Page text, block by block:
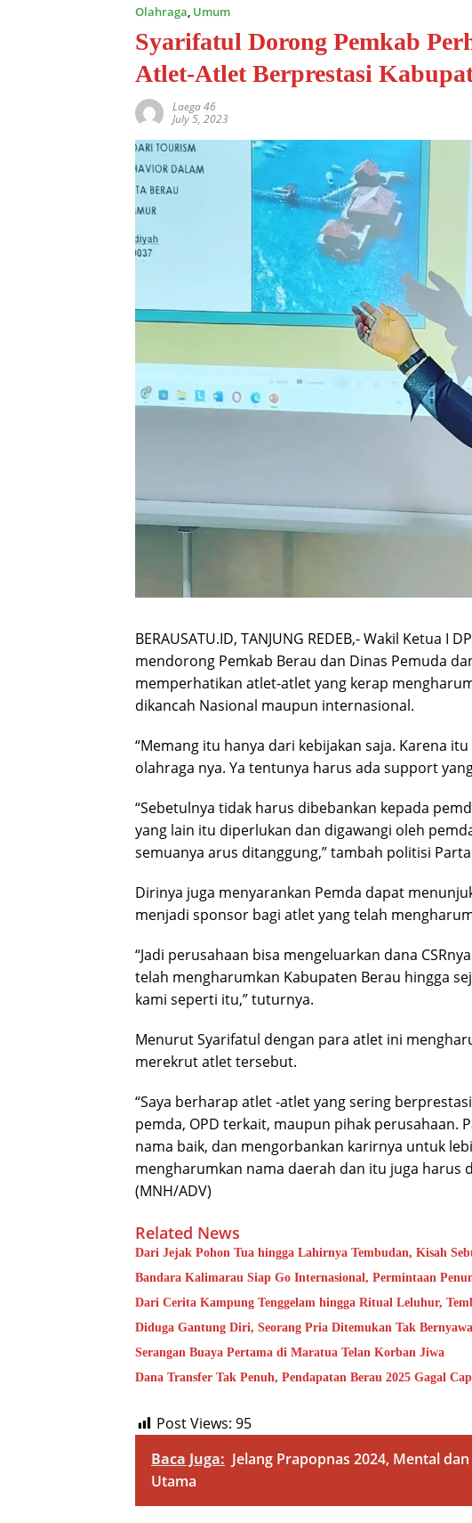
Olahraga, Umum
Syarifatul Dorong Pemkab
Atlet-Atlet Berprestasi
Laega 46
July 5, 2023
BERAUSATU.ID, TANJUNG REDEB,- Wakil Ketua I
mendorong Pemkab Berau dan Dinas Pemuda
memperhatikan atlet-atlet yang kerap
dikancah Nasional maupun internasional.
“Memang itu hanya dari kebijakan saja. Karena
olahraga nya. Ya tentunya harus ada support
“Sebetulnya tidak harus dibebankan kepada
yang lain itu diperlukan dan digawangi oleh
semuanya arus ditanggung,” tambah politisi
Dirinya juga menyarankan Pemda dapat
menjadi sponsor bagi atlet yang telah
“Jadi perusahaan bisa mengeluarkan dana
telah mengharumkan Kabupaten Berau hingga
kami seperti itu,” tuturnya.
Menurut Syarifatul dengan para atlet ini
merekrut atlet tersebut.
“Saya berharap atlet -atlet yang sering
pemda, OPD terkait, maupun pihak perusahaan.
nama baik, dan mengorbankan karirnya untuk
mengharumkan nama daerah dan itu juga harus
(MNH/ADV)
Related News
Dari Jejak Pohon Tua hingga Lahirnya Tembudan, Kisah
Bandara Kalimarau Siap Go Internasional, Permintaan
Dari Cerita Kampung Tenggelam hingga Ritual Leluhur,
Diduga Gantung Diri, Seorang Pria Ditemukan Tak
Serangan Buaya Pertama di Maratua Telan Korban Jiwa
Dana Transfer Tak Penuh, Pendapatan Berau 2025 Gagal
Post Views: 95
Baca Juga: Jelang Prapopnas 2024, Mental
Utama